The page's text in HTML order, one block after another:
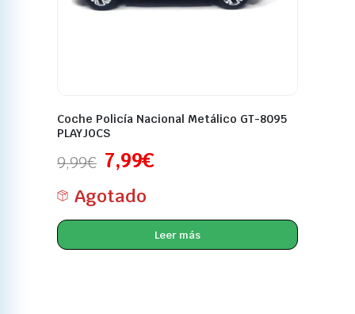
Coche Policía Nacional Metálico GT-8095
PLAYJOCS
9,99€ 7,99€
Agotado
Leer más